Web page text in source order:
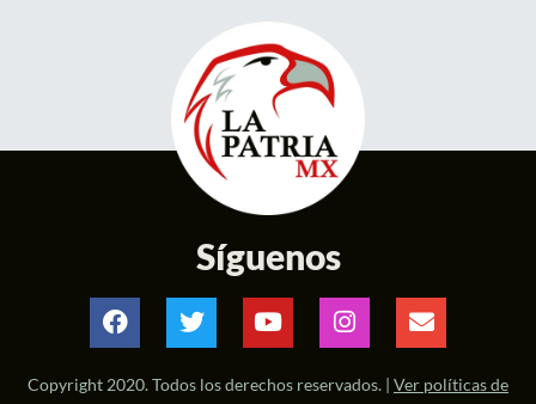
Síguenos
Copyright 2020. Todos los derechos reservados. | Ver políticas de